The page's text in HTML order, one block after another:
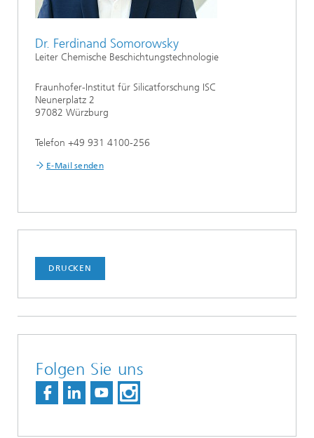
Dr. Ferdinand Somorowsky
Leiter Chemische Beschichtungstechnologie
Fraunhofer-Institut für Silicatforschung ISC
Neunerplatz 2
97082 Würzburg
Telefon +49 931 4100-256
E-Mail senden
DRUCKEN
Folgen Sie uns